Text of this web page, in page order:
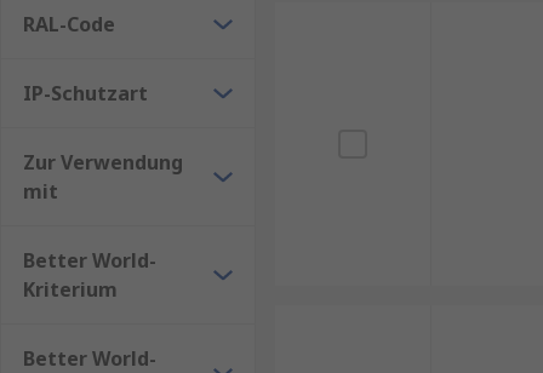
senkt, sondern auch die Umweltbelastung verringert.
Auch die Materialwahl spielt eine Rolle in der
Gehäusetüren über viele Jahre hinweg genutzt
RAL-Code
IP-Schutzart
Zur Verwendung
mit
Better World-
Kriterium
Better World-